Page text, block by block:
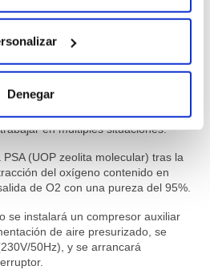
Denegar
de ésta por medio de ciclos
de oxígeno GENO 100 de
O2 a partir del aire ambiente y
en múltiples situaciones.
(UOP zeolita molecular) tras la
del oxígeno contenido en
de O2 con una pureza del 95%.
se instalará un compresor auxiliar
de aire presurizado, se
50Hz), y se arrancará